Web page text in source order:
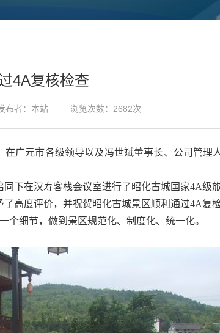
4A复核检查
布者：本站 浏览次数：2682次
广元市各级领导以及冯世斌董事长、公司管理
在汉寿客栈会议室进行了昭化古城国家4A级
高度评价，并祝贺昭化古城景区顺利通过4A复
细节，做到景区规范化、制度化、统一化。